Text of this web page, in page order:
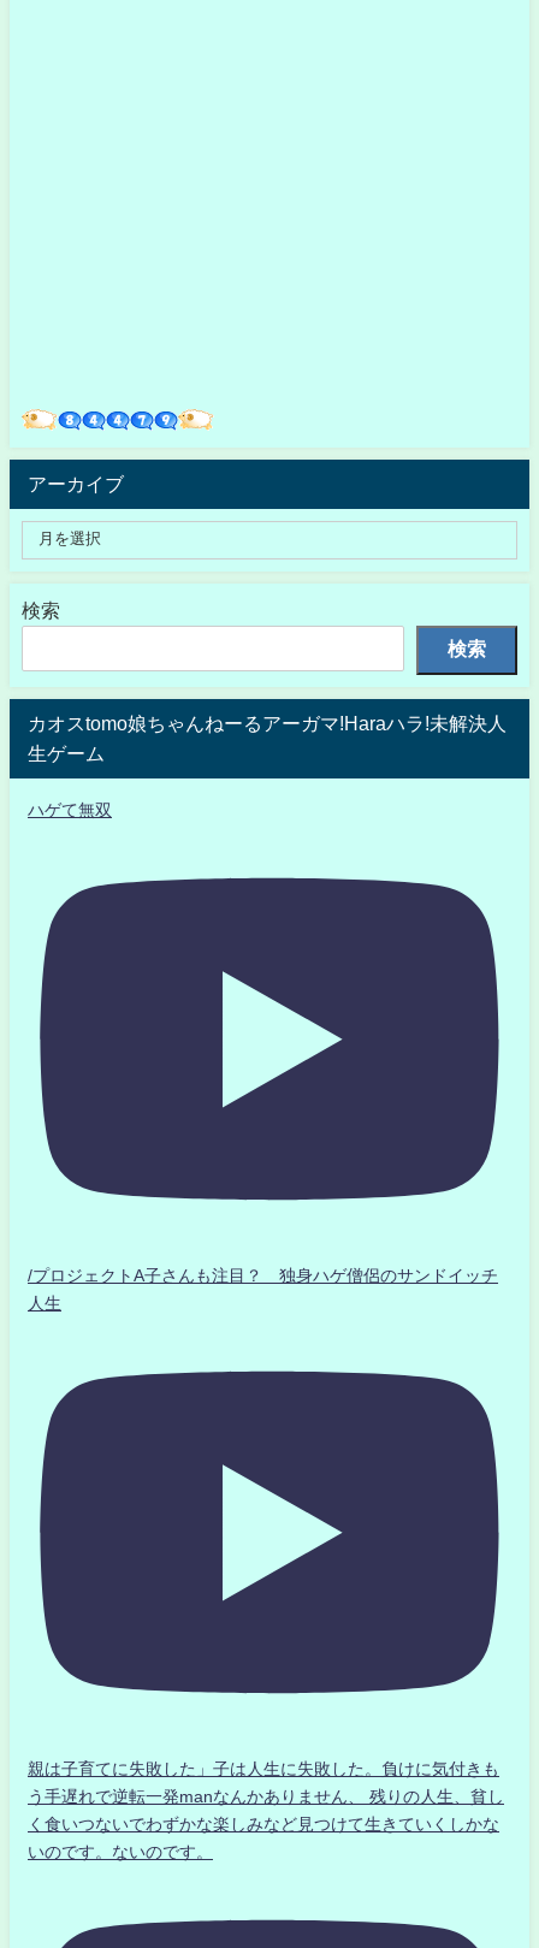
アーカイブ
検索
検索
カオスtomo娘ちゃんねーるアーガマ!Haraハラ!未解決人
生ゲーム
ハゲて無双
/プロジェクトA子さんも注目？ 独身ハゲ僧侶のサンドイッチ
人生
親は子育てに失敗した」子は人生に失敗した。負けに気付きも
う手遅れで逆転一発manなんかありません、 残りの人生、貧し
く食いつないでわずかな楽しみなど見つけて生きていくしかな
いのです。ないのです。